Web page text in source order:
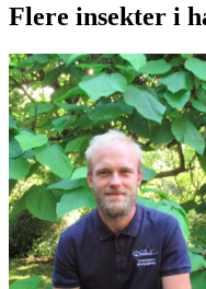
Flere insekter i